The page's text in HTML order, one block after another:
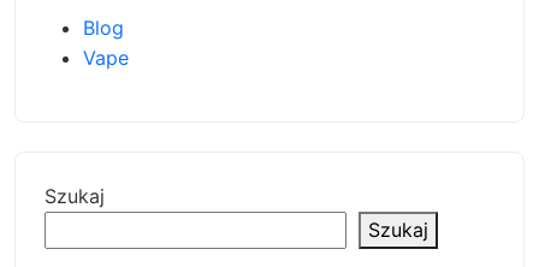
Blog
Vape
Szukaj
Szukaj